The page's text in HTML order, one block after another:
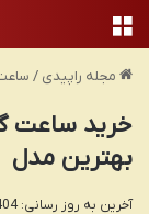
مجله راپیدی /
خرید ساعت
بهترین مدل
آخرین به روز رسانی: 31/04/1404